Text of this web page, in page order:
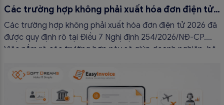
Các trường hợp không phải xuất hóa đơn điện tử
2026
Các trường hợp không phải xuất hóa đơn điện tử 2026 đã
được quy định rõ tại Điều 7 Nghị định 254/2026/NĐ-CP.
Việc nắm rõ các trường hợp này sẽ giúp doanh nghiệp, hộ
tránh lập hóa đơn không cần thiết hoặc áp […]